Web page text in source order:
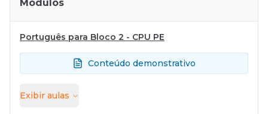
Módulos
Português para Bloco 2 - CPU PE
Conteúdo demonstrativo
Exibir aulas